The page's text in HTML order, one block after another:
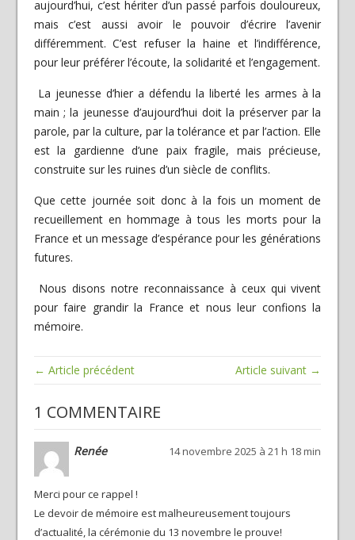
aujourd’hui, c’est hériter d’un passé parfois douloureux,
mais c’est aussi avoir le pouvoir d’écrire l’avenir
différemment. C’est refuser la haine et l’indifférence,
pour leur préférer l’écoute, la solidarité et l’engagement.
La jeunesse d’hier a défendu la liberté les armes à la
main ; la jeunesse d’aujourd’hui doit la préserver par la
parole, par la culture, par la tolérance et par l’action. Elle
est la gardienne d’une paix fragile, mais précieuse,
construite sur les ruines d’un siècle de conflits.
Que cette journée soit donc à la fois un moment de
recueillement en hommage à tous les morts pour la
France et un message d’espérance pour les générations
futures.
Nous disons notre reconnaissance à ceux qui vivent
pour faire grandir la France et nous leur confions la
mémoire.
← Article précédent Article suivant →
1 COMMENTAIRE
Renée 14 novembre 2025 à 21 h 18 min
Merci pour ce rappel !
Le devoir de mémoire est malheureusement toujours
d’actualité, la cérémonie du 13 novembre le prouve!